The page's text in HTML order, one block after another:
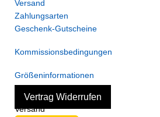
Versand
Zahlungsarten
Geschenk-Gutscheine
Kommissionsbedingungen
Größeninformationen
Vertrag Widerrufen
Versand